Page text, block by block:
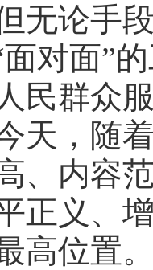
无论手
面对面”
民群众
天，随
、内容
正义、
高位置